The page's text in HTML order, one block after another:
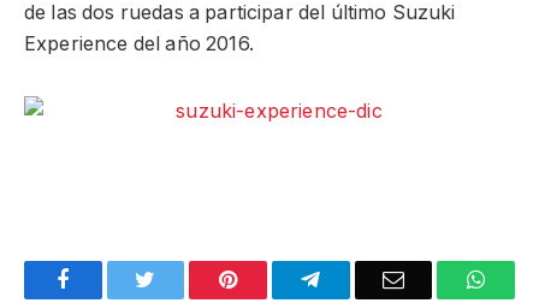
de las dos ruedas a participar del último Suzuki
Experience del año 2016.
Facebook Pinterest TelegramEmail